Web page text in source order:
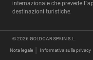
internazionale che prevede
destinazioni turistiche.
© 2026 GOLDCAR SPAIN S.L.
Nota legale Informativa sulla privacy